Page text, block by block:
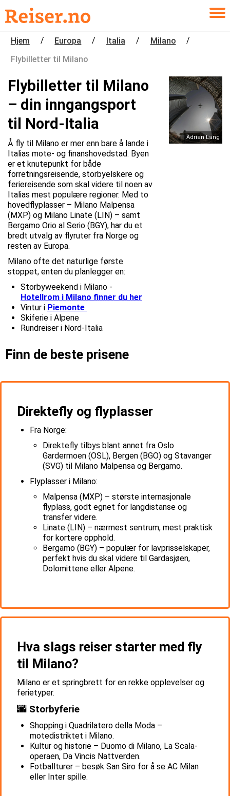
Hjem / Europa / Italia / Milano
/
Flybilletter til Milano
Flybilletter til Milano
– din inngangsport
til Nord-Italia
Å fly til Milano er mer enn bare å lande i
Italias mote- og finanshovedstad. Byen
er et knutepunkt for både
forretningsreisende, storbyelskere og
feriereisende som skal videre til noen av
Italias mest populære regioner. Med to
hovedflyplasser – Milano Malpensa
(MXP) og Milano Linate (LIN) – samt
Bergamo Orio al Serio (BGY), har du et
bredt utvalg av flyruter fra Norge og
resten av Europa.
Milano ofte det naturlige første
stoppet, enten du planlegger en:
Storbyweekend i Milano -
Hotellrom i Milano finner du her
Vintur i Piemonte
Skiferie i Alpene
Rundreiser i Nord-Italia
Adrian Lang
Finn de beste prisene
Direktefly og flyplasser
Fra Norge:
Direktefly tilbys blant annet fra Oslo
Gardermoen (OSL), Bergen (BGO) og Stavanger
(SVG) til Milano Malpensa og Bergamo.
Flyplasser i Milano:
Malpensa (MXP) – største internasjonale
flyplass, godt egnet for langdistanse og
transfer videre.
Linate (LIN) – nærmest sentrum, mest praktisk
for kortere opphold.
Bergamo (BGY) – populær for lavprisselskaper,
perfekt hvis du skal videre til Gardasjøen,
Dolomittene eller Alpene.
Hva slags reiser starter med fly
til Milano?
Milano er et springbrett for en rekke opplevelser og
ferietyper.
🌆 Storbyferie
Shopping i Quadrilatero della Moda –
motedistriktet i Milano.
Kultur og historie – Duomo di Milano, La Scala-
operaen, Da Vincis Nattverden.
Fotballturer – besøk San Siro for å se AC Milan
eller Inter spille.